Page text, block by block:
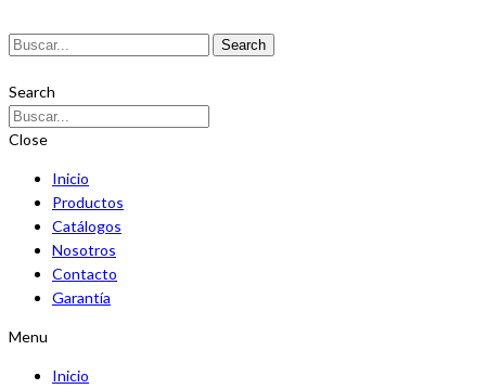
Search
Search
Close
Inicio
Productos
Catálogos
Nosotros
Contacto
Garantía
Menu
Inicio